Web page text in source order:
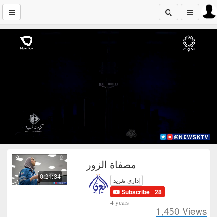
0:21:34
مصفاة الزور
إداري-تغريد
Subscribe 28
4 years
1,450 Views